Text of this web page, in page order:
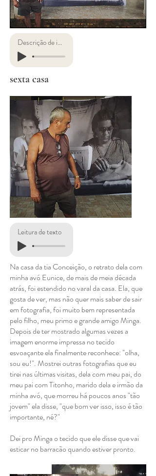
Descrição de imagens
sexta casa
Leitura de texto
Na casa da tia Conceição, o retrato dela com
minha avó Eunice, de mais de meia década
atrás, foi estendido no varal da casa. Ela, que
gosta de ver, mas não quer mais saber de sair
em fotografia, foi muito bem representada
pelo filho, meu primo e grande amigo Minga.
Depois de ter mostrado algumas vezes a
imagem enorme impressa no tecido
esvoaçante ela finalmente reconhece: "olha,
sou eu!". Mostrei outras fotografias que eu
tirei nas últimas visitas, dela com meu pai, do
meu pai com Titonho, marido dela e irmão da
minha avó, que morreu há poucos anos "tão
jovem" ela disse, "que bom ver isso, isso é tão
importante, né?"
Dei pro Minga o tecido que ele disse que vai
esticar no barracão quando estiver pronto.